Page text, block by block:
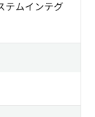
テムインテグ